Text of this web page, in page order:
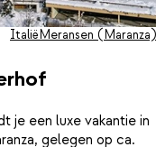
ItaliëMeransen (Maranza)
je een luxe vakantie in
gelegen op ca.